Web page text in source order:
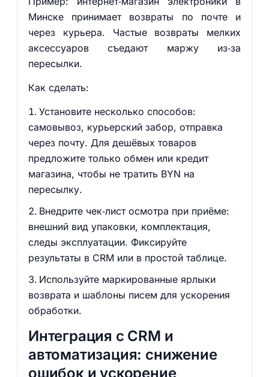
Минске принимает возвраты по почте и
через курьера. Частые возвраты мелких
аксессуаров съедают маржу из‑за
пересылки.
Как сделать:
Установите несколько способов:
самовывоз, курьерский забор, отправка
через почту. Для дешёвых товаров
предложите только обмен или кредит
магазина, чтобы не тратить BYN на
пересылку.
Внедрите чек‑лист осмотра при приёме:
внешний вид упаковки, комплектация,
следы эксплуатации. Фиксируйте
результаты в CRM или в простой таблице.
Используйте маркированные ярлыки
возврата и шаблоны писем для ускорения
обработки.
Интеграция с CRM и
автоматизация: снижение
ошибок и ускорение